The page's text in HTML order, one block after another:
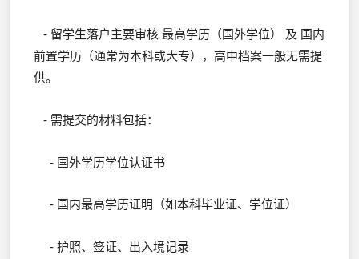
- 留学生落户主要审核 最高学历（国外学位） 及 国内
前置学历（通常为本科或大专），高中档案一般无需提
供。
- 需提交的材料包括：
- 国外学历学位认证书
- 国内最高学历证明（如本科毕业证、学位证）
- 护照、签证、出入境记录